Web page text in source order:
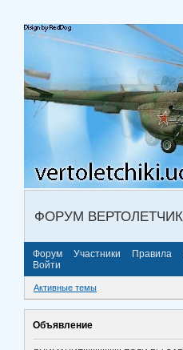
ФОРУМ
Форум Участники Правила
Войти
Активные темы
Объявление